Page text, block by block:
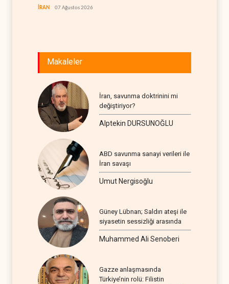
İRAN 07 Ağustos 2026
Makaleler
İran, savunma doktrinini mi
değiştiriyor?
Alptekin DURSUNOĞLU
ABD savunma sanayi verileri ile
İran savaşı
Umut Nergisoğlu
Güney Lübnan; Saldırı ateşi ile
siyasetin sessizliği arasında
Muhammed Ali Senoberi
Gazze anlaşmasında
Türkiye’nin rolü: Filistin